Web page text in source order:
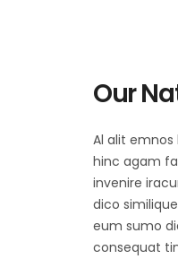
Our
Al alit emnos
hinc agam
invenire
dico
eum sumo
consequat